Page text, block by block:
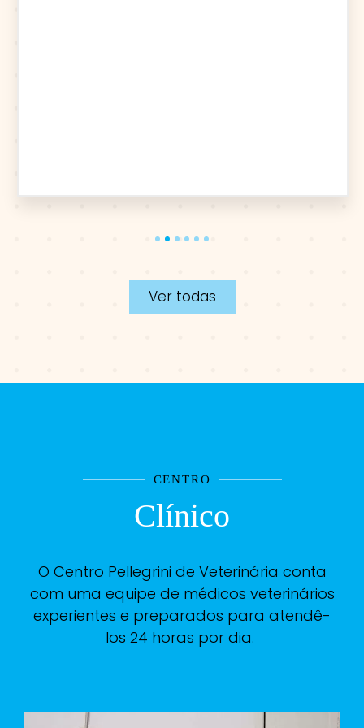
5 6
Ver todas
CENTRO
Clínico
O Centro Pellegrini de Veterinária conta
com uma equipe de médicos veterinários
experientes e preparados para atendê-
los 24 horas por dia.